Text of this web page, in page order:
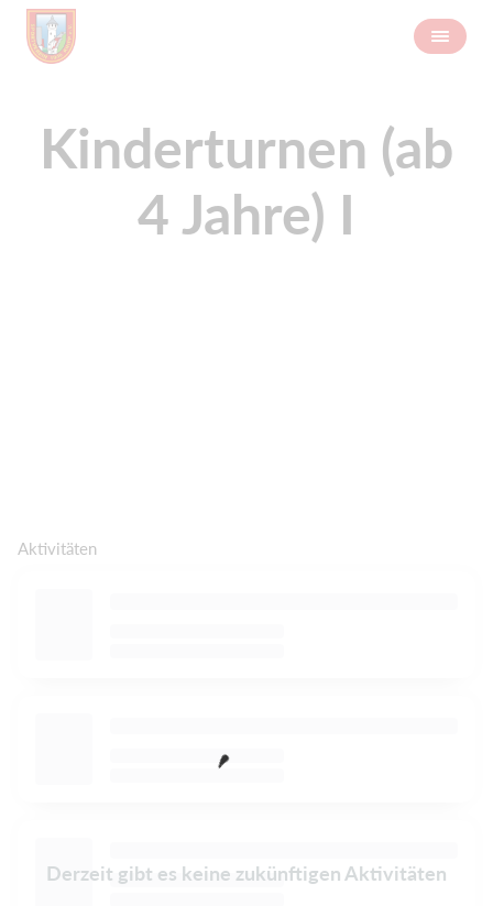
Kinderturnen (ab
4 Jahre) I
Aktivitäten
Derzeit gibt es keine zukünftigen Aktivitäten